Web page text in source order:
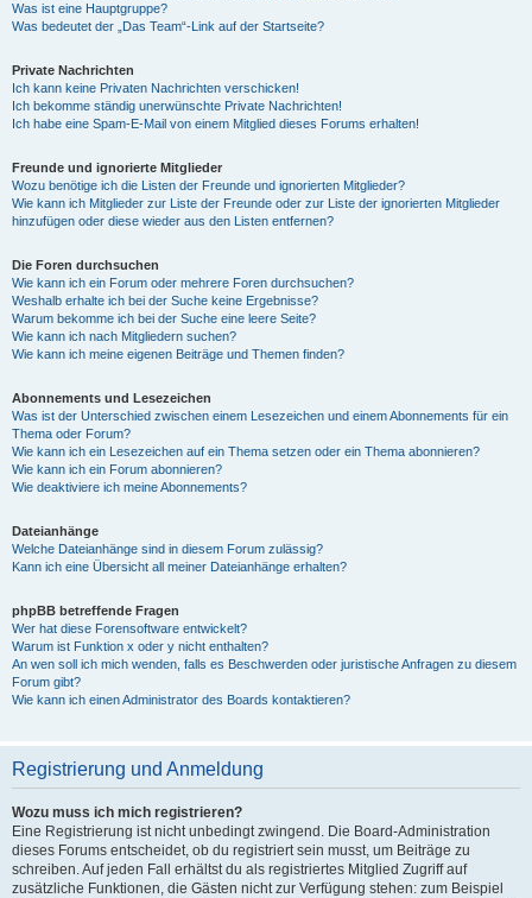
Was ist eine Hauptgruppe?
Was bedeutet der „Das Team“-Link auf der Startseite?
Private Nachrichten
Ich kann keine Privaten Nachrichten verschicken!
Ich bekomme ständig unerwünschte Private Nachrichten!
Ich habe eine Spam-E-Mail von einem Mitglied dieses Forums erhalten!
Freunde und ignorierte Mitglieder
Wozu benötige ich die Listen der Freunde und ignorierten Mitglieder?
Wie kann ich Mitglieder zur Liste der Freunde oder zur Liste der ignorierten Mitglieder
hinzufügen oder diese wieder aus den Listen entfernen?
Die Foren durchsuchen
Wie kann ich ein Forum oder mehrere Foren durchsuchen?
Weshalb erhalte ich bei der Suche keine Ergebnisse?
Warum bekomme ich bei der Suche eine leere Seite?
Wie kann ich nach Mitgliedern suchen?
Wie kann ich meine eigenen Beiträge und Themen finden?
Abonnements und Lesezeichen
Was ist der Unterschied zwischen einem Lesezeichen und einem Abonnements für ein
Thema oder Forum?
Wie kann ich ein Lesezeichen auf ein Thema setzen oder ein Thema abonnieren?
Wie kann ich ein Forum abonnieren?
Wie deaktiviere ich meine Abonnements?
Dateianhänge
Welche Dateianhänge sind in diesem Forum zulässig?
Kann ich eine Übersicht all meiner Dateianhänge erhalten?
phpBB betreffende Fragen
Wer hat diese Forensoftware entwickelt?
Warum ist Funktion x oder y nicht enthalten?
An wen soll ich mich wenden, falls es Beschwerden oder juristische Anfragen zu diesem
Forum gibt?
Wie kann ich einen Administrator des Boards kontaktieren?
Registrierung und Anmeldung
Wozu muss ich mich registrieren?
Eine Registrierung ist nicht unbedingt zwingend. Die Board-Administration
dieses Forums entscheidet, ob du registriert sein musst, um Beiträge zu
schreiben. Auf jeden Fall erhältst du als registriertes Mitglied Zugriff auf
zusätzliche Funktionen, die Gästen nicht zur Verfügung stehen: zum Beispiel